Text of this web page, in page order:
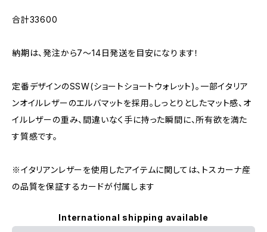
合計33600
納期は、発注から7～14日発送を目安になります！
定番デザインのSSW(ショートショートウォレット)。一部イタリア
ンオイルレザーのエルバマットを採用。しっとりとしたマット感、オ
イルレザーの重み、間違いなく手に持った瞬間に、所有欲を満た
す質感です。
※イタリアンレザーを使用したアイテムに関しては、トスカーナ産
の品質を保証するカードが付属します
International shipping available